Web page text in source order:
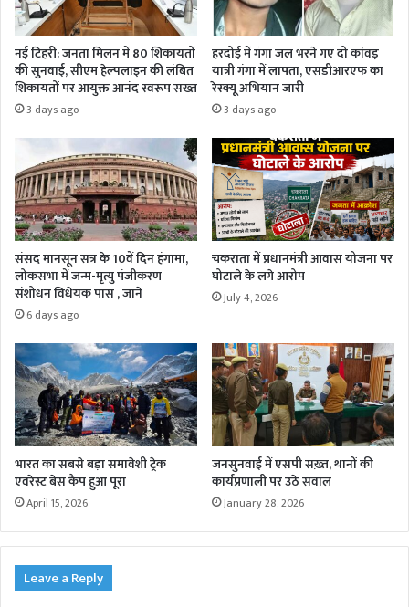
नई टिहरी: जनता मिलन में 80 शिकायतों
की सुनवाई, सीएम हेल्पलाइन की लंबित
शिकायतों पर आयुक्त आनंद स्वरूप सख्त
3 days ago
हरदोई में गंगा जल भरने गए दो कांवड़
यात्री गंगा में लापता, एसडीआरएफ का
रेस्क्यू अभियान जारी
3 days ago
संसद मानसून सत्र के 10वें दिन हंगामा,
लोकसभा में जन्म-मृत्यु पंजीकरण
संशोधन विधेयक पास , जाने
6 days ago
चकराता में प्रधानमंत्री आवास योजना पर
घोटाले के लगे आरोप
July 4, 2026
भारत का सबसे बड़ा समावेशी ट्रेक
एवरेस्ट बेस कैंप हुआ पूरा
April 15, 2026
जनसुनवाई में एसपी सख़्त, थानों की
कार्यप्रणाली पर उठे सवाल
January 28, 2026
Leave a Reply